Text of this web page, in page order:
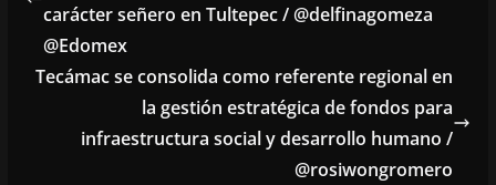
carácter señero en Tultepec / @delfinagomeza
@Edomex
Tecámac se consolida como referente regional en
la gestión estratégica de fondos para
infraestructura social y desarrollo humano /
@rosiwongromero